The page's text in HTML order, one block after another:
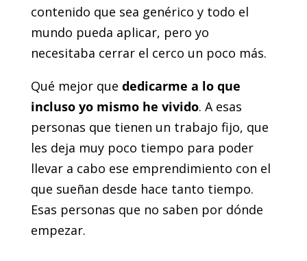
contenido que sea genérico y todo el
mundo pueda aplicar, pero yo
necesitaba cerrar el cerco un poco más.
Qué mejor que dedicarme a lo que
incluso yo mismo he vivido. A esas
personas que tienen un trabajo fijo, que
les deja muy poco tiempo para poder
llevar a cabo ese emprendimiento con el
que sueñan desde hace tanto tiempo.
Esas personas que no saben por dónde
empezar.